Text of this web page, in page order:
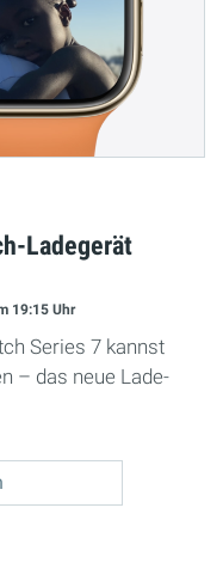
Ladegerät
19:15 Uhr
Series 7 kannst
– das neue Lade-